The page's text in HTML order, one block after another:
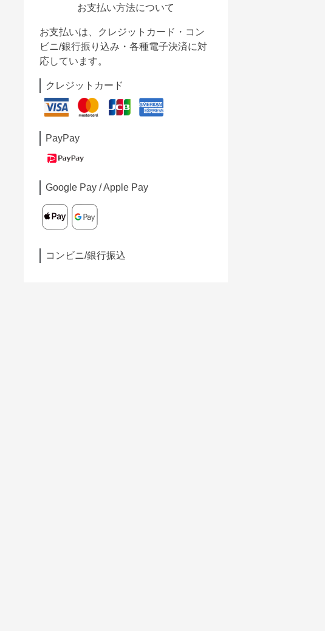
お支払い方法について
お支払いは、クレジットカード・コン
ビニ/銀行振り込み・各種電子決済に対
応しています。
クレジットカード
PayPay
Google Pay / Apple Pay
コンビニ/銀行振込